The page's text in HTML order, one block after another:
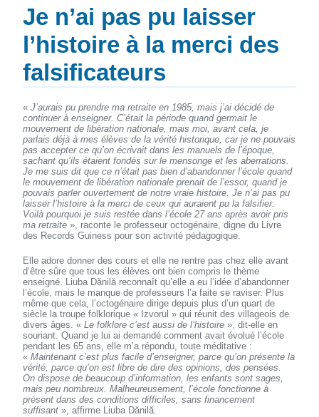
Je n’ai pas pu laisser
l’histoire à la merci des
falsificateurs
«J’aurais pu prendre ma retraite en 1985, mais j’ai décidé de
continuer à enseigner. C’était la période quand germait le
mouvement de libération nationale, mais moi, avant cela, je
parlais déjà à mes élèves de la vérité historique, car je ne pouvais
pas accepter ce qu’on écrivait dans les manuels de l’époque,
sachant qu’ils étaient fondés sur le mensonge et les aberrations.
Je me suis dit que ce n’était pas bien d’abandonner l’école quand
le mouvement de libération nationale prenait de l’essor, quand je
pouvais parler ouvertement de notre vraie histoire. Je n’ai pas pu
laisser l’histoire à la merci de ceux qui auraient pu la falsifier.
Voilà pourquoi je suis restée dans l’école 27 ans après avoir pris
ma retraite », raconte le professeur octogénaire, digne du Livre
des Records Guiness pour son activité pédagogique.
Elle adore donner des cours et elle ne rentre pas chez elle avant
d’être sûre que tous les élèves ont bien compris le thème
enseigné. Liuba Dănilă reconnaît qu’elle a eu l’idée d’abandonner
l’école, mais le manque de professeurs l’a faite se raviser. Plus
même que cela, l’octogénaire dirige depuis plus d’un quart de
siècle la troupe folklorique « Izvorul » qui réunit des villageois de
divers âges. «Le folklore c’est aussi de l’histoire », dit-elle en
souriant. Quand je lui ai demandé comment avait évolué l’école
pendant les 65 ans, elle m’a répondu, toute méditative :
«Maintenant c’est plus facile d’enseigner, parce qu’on présente la
vérité, parce qu’on est libre de dire des opinions, des pensées.
On dispose de beaucoup d’information, les enfants sont sages,
mais peu nombreux. Malheureusement, l’école fonctionne à
présent dans des conditions difficiles, sans financement
suffisant », affirme Liuba Dănilă.